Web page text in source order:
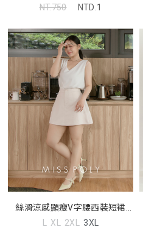
NT.750
NTD.1
絲滑涼感顯瘦V字腰西裝短裙
MISS
L XL 2XL 3XL